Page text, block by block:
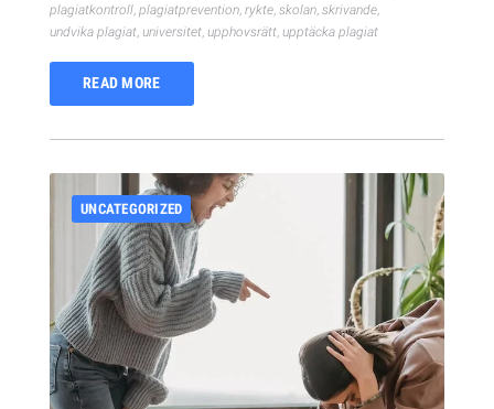
plagiatkontroll plagiatprevention rykte skolan skrivande
undvika plagiat universitet upphovsrätt upptäcka plagiat
READ MORE
UNCATEGORIZED